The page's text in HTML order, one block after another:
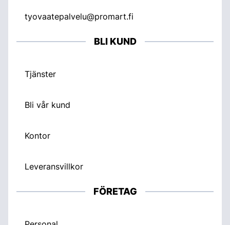
tyovaatepalvelu@promart.fi
BLI KUND
Tjänster
Bli vår kund
Kontor
Leveransvillkor
FÖRETAG